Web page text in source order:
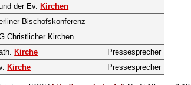
der Ev. Kirchen
Bischofskonferenz
Christlicher Kirchen
Kirche
Pressesprecher
Kirche Pressesprecher